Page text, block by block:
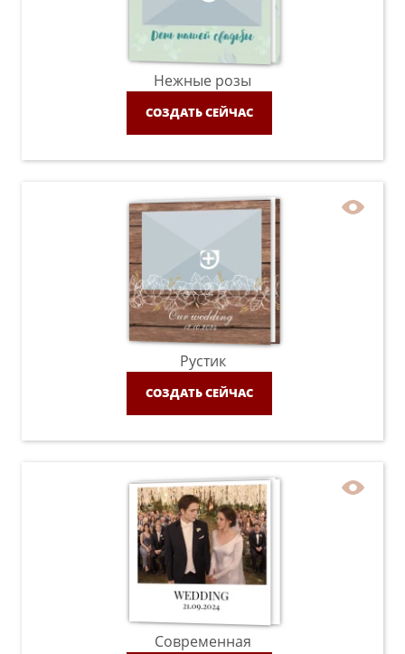
Нежные розы
СОЗДАТЬ СЕЙЧАС
Рустик
СОЗДАТЬ СЕЙЧАС
Современная